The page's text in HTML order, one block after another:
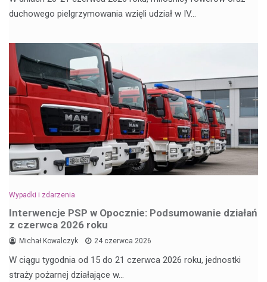
duchowego pielgrzymowania wzięli udział w IV…
Wypadki i zdarzenia
Interwencje PSP w Opocznie: Podsumowanie działań
z czerwca 2026 roku
Michał Kowalczyk 24 czerwca 2026
W ciągu tygodnia od 15 do 21 czerwca 2026 roku, jednostki
straży pożarnej działające w…